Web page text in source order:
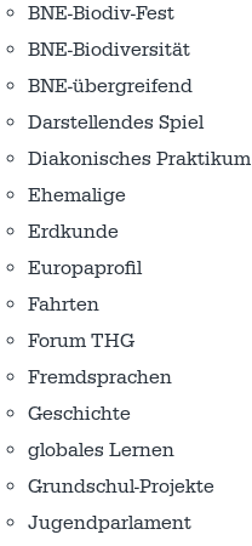
BNE-Biodiv-Fest
BNE-Biodiversität
BNE-übergreifend
Darstellendes Spiel
Diakonisches Praktikum
Ehemalige
Erdkunde
Europaprofil
Fahrten
Forum THG
Fremdsprachen
Geschichte
globales Lernen
Grundschul-Projekte
Jugendparlament